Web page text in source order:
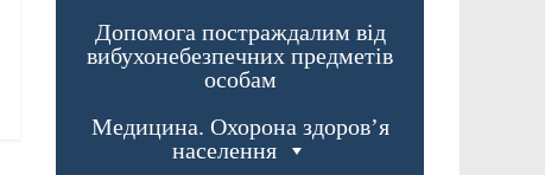
Допомога постраждалим від
вибухонебезпечних предметів
особам
Медицина. Охорона здоров’я
населення